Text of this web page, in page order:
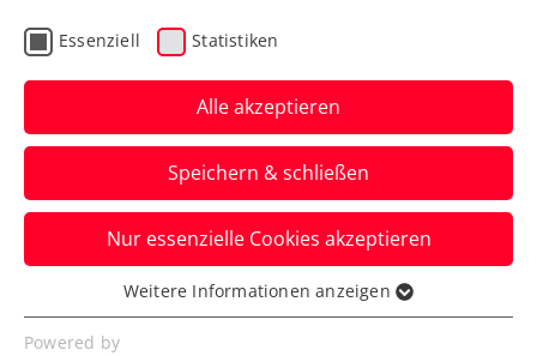
Generali Open Kitzbühel:
Davis-Cup-Atmosphäre
trägt Erler/Mies ins
Finale
ÖTV-Ass Alexander Erler steht damit beim
ATP-Heimturnier in Tirol im Doppel vorm
Hattrick.
Essenziell Statistiken
Alle akzeptieren
Speichern & schließen
Nur essenzielle Cookies akzeptieren
Essenziell
Essenzielle Cookies werden für grundlegende
Weitere Informationen anzeigen
Powered by